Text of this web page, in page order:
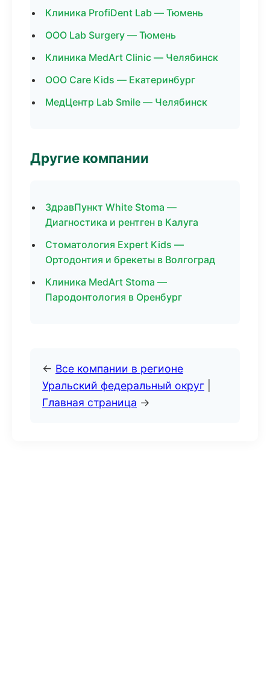
Клиника ProfiDent Lab — Тюмень
ООО Lab Surgery — Тюмень
Клиника MedArt Clinic — Челябинск
ООО Care Kids — Екатеринбург
МедЦентр Lab Smile — Челябинск
Другие компании
ЗдравПункт White Stoma —
Диагностика и рентген в Калуга
Стоматология Expert Kids —
Ортодонтия и брекеты в Волгоград
Клиника MedArt Stoma —
Пародонтология в Оренбург
← Все компании в регионе
Уральский федеральный округ
Главная страница →